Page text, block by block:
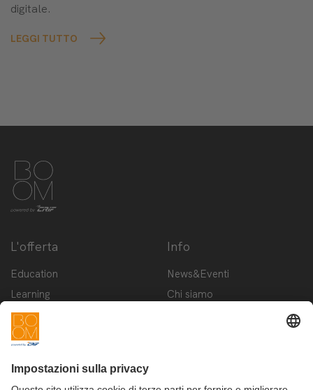
digitale.
LEGGI TUTTO
L'offerta
Education
Learning
Innovation
Startup
Info
News&Eventi
Chi siamo